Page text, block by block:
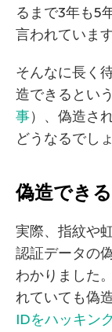
るまで3年も5
言われていま
そんなに長く
造できるとい
事）、偽造さ
どうなるでし
偽造でき
実際、指紋や
認証データの
わかりました
れていても偽
IDをハッキン